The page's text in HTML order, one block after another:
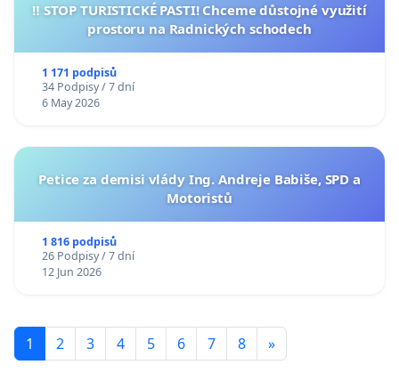
‼️ STOP TURISTICKÉ PASTI! Chceme důstojné využití
prostoru na Radnických schodech
1 171 podpisů
34 Podpisy / 7 dní
6 May 2026
Petice za demisi vlády Ing. Andreje Babiše, SPD a
Motoristů
1 816 podpisů
26 Podpisy / 7 dní
12 Jun 2026
1 2 3 4 5 6 7 8 »